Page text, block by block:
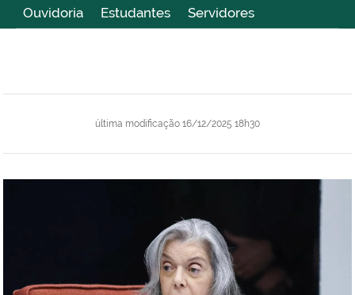
Ouvidoria
Estudantes Servidores
última modificação 16/12/2025 18h30